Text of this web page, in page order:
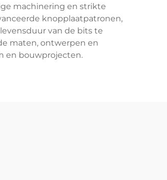
machinering en strikte
knopplaatpatronen,
van de bits te
maten, ontwerpen en
en bouwprojecten.